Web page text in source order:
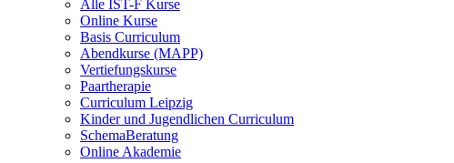
Alle IST-F Kurse
Online Kurse
Basis Curriculum
Abendkurse (MAPP)
Vertiefungskurse
Paartherapie
Curriculum Leipzig
Kinder und Jugendlichen Curriculum
SchemaBeratung
Online Akademie